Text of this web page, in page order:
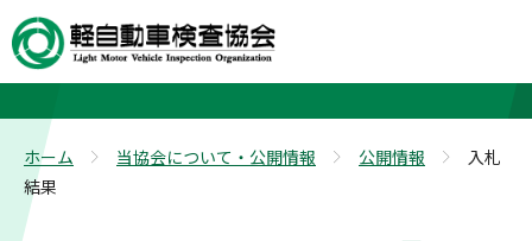
入札結果
ホーム 当協会について・公開情報 公開情報
入札
結果